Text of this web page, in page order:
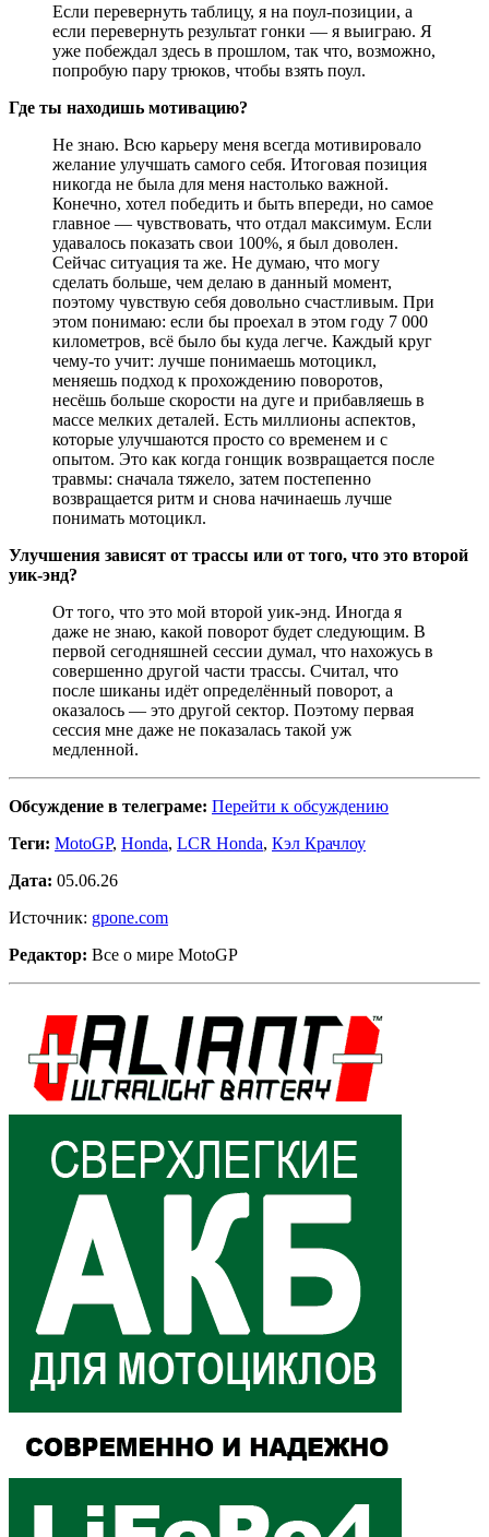
Если перевернуть таблицу, я на поул-позиции, а
если перевернуть результат гонки — я выиграю. Я
уже побеждал здесь в прошлом, так что, возможно,
попробую пару трюков, чтобы взять поул.
Где ты находишь мотивацию?
Не знаю. Всю карьеру меня всегда мотивировало
желание улучшать самого себя. Итоговая позиция
никогда не была для меня настолько важной.
Конечно, хотел победить и быть впереди, но самое
главное — чувствовать, что отдал максимум. Если
удавалось показать свои 100%, я был доволен.
Сейчас ситуация та же. Не думаю, что могу
сделать больше, чем делаю в данный момент,
поэтому чувствую себя довольно счастливым. При
этом понимаю: если бы проехал в этом году 7 000
километров, всё было бы куда легче. Каждый круг
чему-то учит: лучше понимаешь мотоцикл,
меняешь подход к прохождению поворотов,
несёшь больше скорости на дуге и прибавляешь в
массе мелких деталей. Есть миллионы аспектов,
которые улучшаются просто со временем и с
опытом. Это как когда гонщик возвращается после
травмы: сначала тяжело, затем постепенно
возвращается ритм и снова начинаешь лучше
понимать мотоцикл.
Улучшения зависят от трассы или от того, что это второй
уик-энд?
От того, что это мой второй уик-энд. Иногда я
даже не знаю, какой поворот будет следующим. В
первой сегодняшней сессии думал, что нахожусь в
совершенно другой части трассы. Считал, что
после шиканы идёт определённый поворот, а
оказалось — это другой сектор. Поэтому первая
сессия мне даже не показалась такой уж
медленной.
Обсуждение в телеграме: Перейти к обсуждению
Теги: MotoGP, Honda, LCR Honda, Кэл Крачлоу
Дата: 05.06.26
Источник: gpone.com
Редактор: Все о мире MotoGP